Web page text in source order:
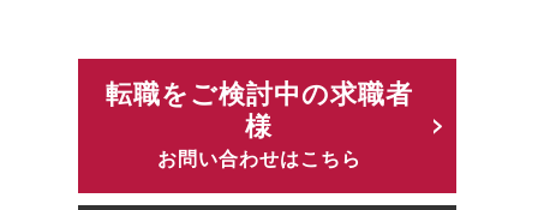
転職をご検討中の求職者
様
お問い合わせはこちら